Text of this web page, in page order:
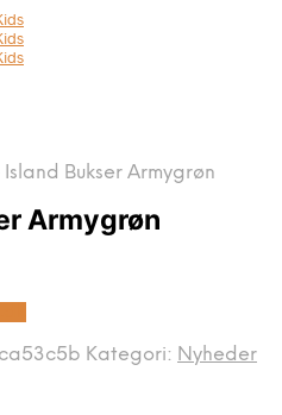
Island Bukser Armygrøn
Armygrøn
Kategori: Nyheder